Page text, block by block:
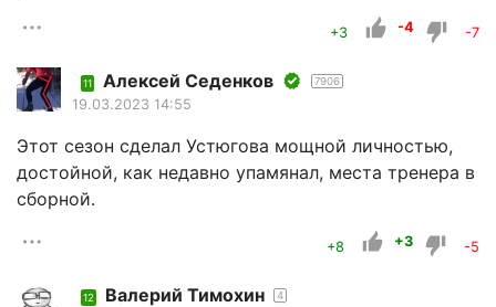
+3 -4 -7
11 Алексей Седенков 7906
19.03.2023 14:55
Этот сезон сделал Устюгова мощной личностью,
достойной, как недавно упамянал, места тренера в
сборной.
+8 +3 -5
12 Валерий Тимохин 4